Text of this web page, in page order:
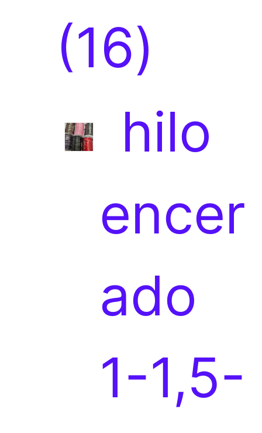
161
6
p
r
o
hilo
encer
ado
1-1,5-